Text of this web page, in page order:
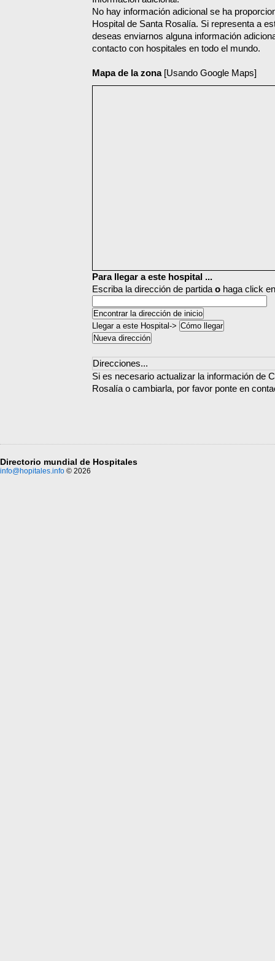
No hay información adicional se ha
Hospital de Santa Rosalía. Si representa a
deseas enviarnos alguna información
contacto con hospitales en todo el mundo.
Mapa de la zona[Usando Google Maps]
Para llegar a este hospital ...
Escriba la dirección de partida o haga click
Llegar a este Hospital->
Direcciones...
Si es necesario actualizar la información de
Rosalía o cambiarla, por favor ponte en
Directorio mundial de Hospitales
info@hopitales.info © 2026